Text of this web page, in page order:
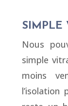
SIMPLE
Nous
simple
moins
l’isolation